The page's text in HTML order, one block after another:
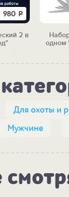
980 Р
2 в
одном
Для охоты и
Мужчине